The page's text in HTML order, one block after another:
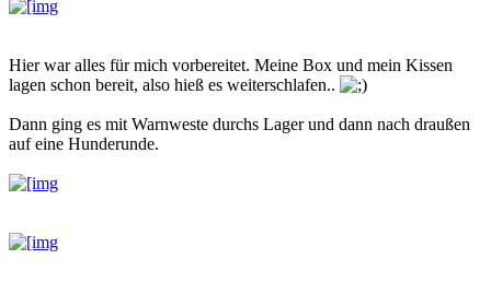
Hier war alles für mich vorbereitet. Meine Box und mein Kissen
lagen schon bereit, also hieß es weiterschlafen..
Dann ging es mit Warnweste durchs Lager und dann nach draußen
auf eine Hunderunde.